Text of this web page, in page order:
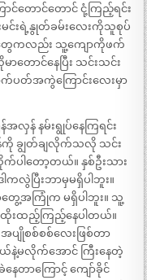
ာင်တောင်တောင် ငုံ့ကြည့်ရင်း
မင်းရဲ့နွုတ်ခမ်းလေးကိုသူစုပ်
တွေကလည်း သူ့ကျောကိုဖက်
ောင်နေပြီး သင်းသင်း
က်ပတ်အကွဲကြောင်းလေးမှာ
အလှန် နမ်းရွုပ်နေကြရင်း
ကို ချွတ်ချလိုက်သလို သင်း
ပါတော့တယ်။ နှစ်ဦးသား
လွဲပြီးဘာမှမရှိပါဘူး။
တွေ့အကြုံက မရှိပါဘူး။ သူ့
ထိုးထည့်ကြည့်နေပါတယ်။
ျိုစစ်စစ်လေးဖြစ်တာ
နဲ့မလိုက်အောင် ကြီးနေတဲ့
တာကြောင့် ကျော်ခိုင်